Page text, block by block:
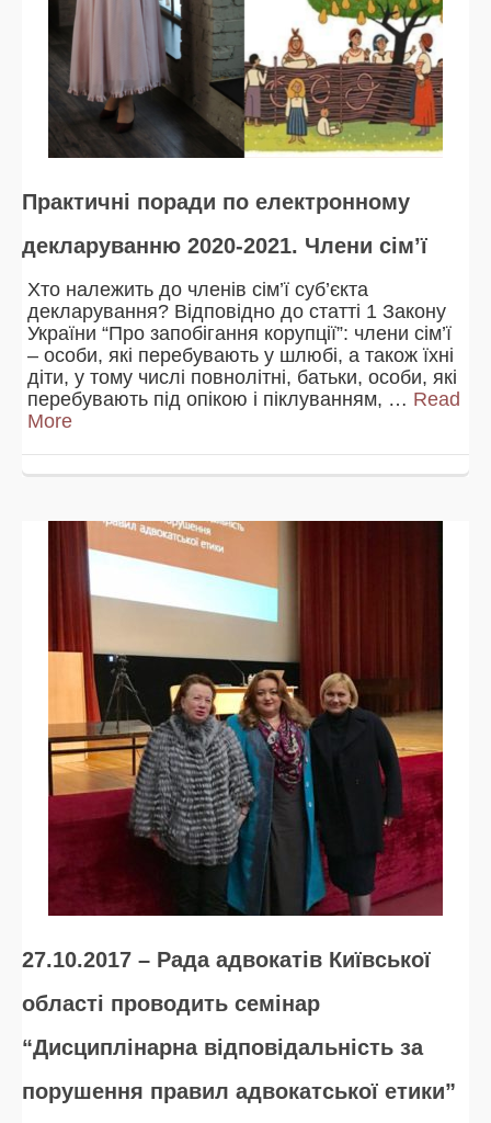
Практичні поради по електронному
декларуванню 2020-2021. Члени сім’ї
Хто належить до членів сім’ї суб’єкта
декларування? Відповідно до статті 1 Закону
України “Про запобігання корупції”: члени сім’ї
– особи, які перебувають у шлюбі, а також їхні
діти, у тому числі повнолітні, батьки, особи, які
перебувають під опікою і піклуванням, … Read
More
27.10.2017 – Рада адвокатів Київської
області проводить семінар
“Дисциплінарна відповідальність за
порушення правил адвокатської етики”